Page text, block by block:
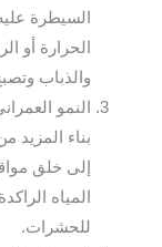
السيطرة
الحرارة أو
والذباب
النمو
بناء المزيد
إلى خلق
المياه
للحشرات.